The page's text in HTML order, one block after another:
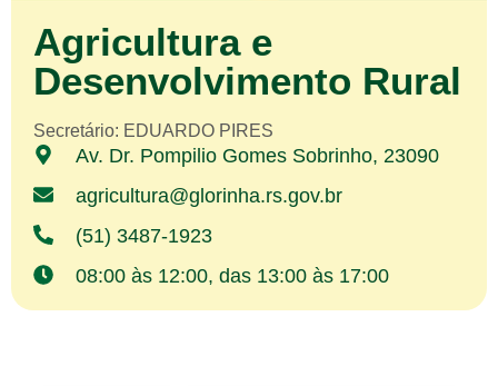
Agricultura e
Desenvolvimento Rural
Secretário: EDUARDO PIRES
Av. Dr. Pompilio Gomes Sobrinho, 23090
agricultura@glorinha.rs.gov.br
(51) 3487-1923
08:00 às 12:00, das 13:00 às 17:00